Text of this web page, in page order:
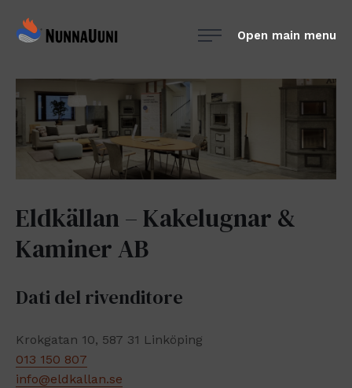
NunnaUuni
suomalainen
vuolukivitakka
Open main menu
Eldkällan – Kakelugnar &
Kaminer AB
Dati del rivenditore
Krokgatan 10, 587 31 Linköping
013 150 807
info@eldkallan.se